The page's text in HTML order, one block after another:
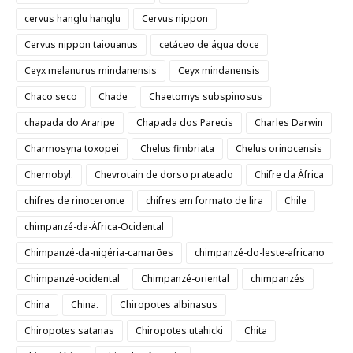
cervus hanglu hanglu
Cervus nippon
Cervus nippon taiouanus
cetáceo de água doce
Ceyx melanurus mindanensis
Ceyx mindanensis
Chaco seco
Chade
Chaetomys subspinosus
chapada do Araripe
Chapada dos Parecis
Charles Darwin
Charmosyna toxopei
Chelus fimbriata
Chelus orinocensis
Chernobyl.
Chevrotain de dorso prateado
Chifre da África
chifres de rinoceronte
chifres em formato de lira
Chile
chimpanzé-da-África-Ocidental
Chimpanzé-da-nigéria-camarões
chimpanzé-do-leste-africano
Chimpanzé-ocidental
Chimpanzé-oriental
chimpanzés
China
China.
Chiropotes albinasus
Chiropotes satanas
Chiropotes utahicki
Chita